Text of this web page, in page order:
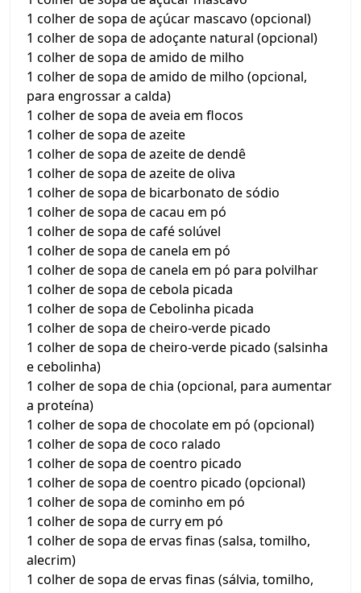
1 colher de sopa de açúcar mascavo (opcional)
1 colher de sopa de adoçante natural (opcional)
1 colher de sopa de amido de milho
1 colher de sopa de amido de milho (opcional,
para engrossar a calda)
1 colher de sopa de aveia em flocos
1 colher de sopa de azeite
1 colher de sopa de azeite de dendê
1 colher de sopa de azeite de oliva
1 colher de sopa de bicarbonato de sódio
1 colher de sopa de cacau em pó
1 colher de sopa de café solúvel
1 colher de sopa de canela em pó
1 colher de sopa de canela em pó para polvilhar
1 colher de sopa de cebola picada
1 colher de sopa de Cebolinha picada
1 colher de sopa de cheiro-verde picado
1 colher de sopa de cheiro-verde picado (salsinha
e cebolinha)
1 colher de sopa de chia (opcional, para aumentar
a proteína)
1 colher de sopa de chocolate em pó (opcional)
1 colher de sopa de coco ralado
1 colher de sopa de coentro picado
1 colher de sopa de coentro picado (opcional)
1 colher de sopa de cominho em pó
1 colher de sopa de curry em pó
1 colher de sopa de ervas finas (salsa, tomilho,
alecrim)
1 colher de sopa de ervas finas (sálvia, tomilho,